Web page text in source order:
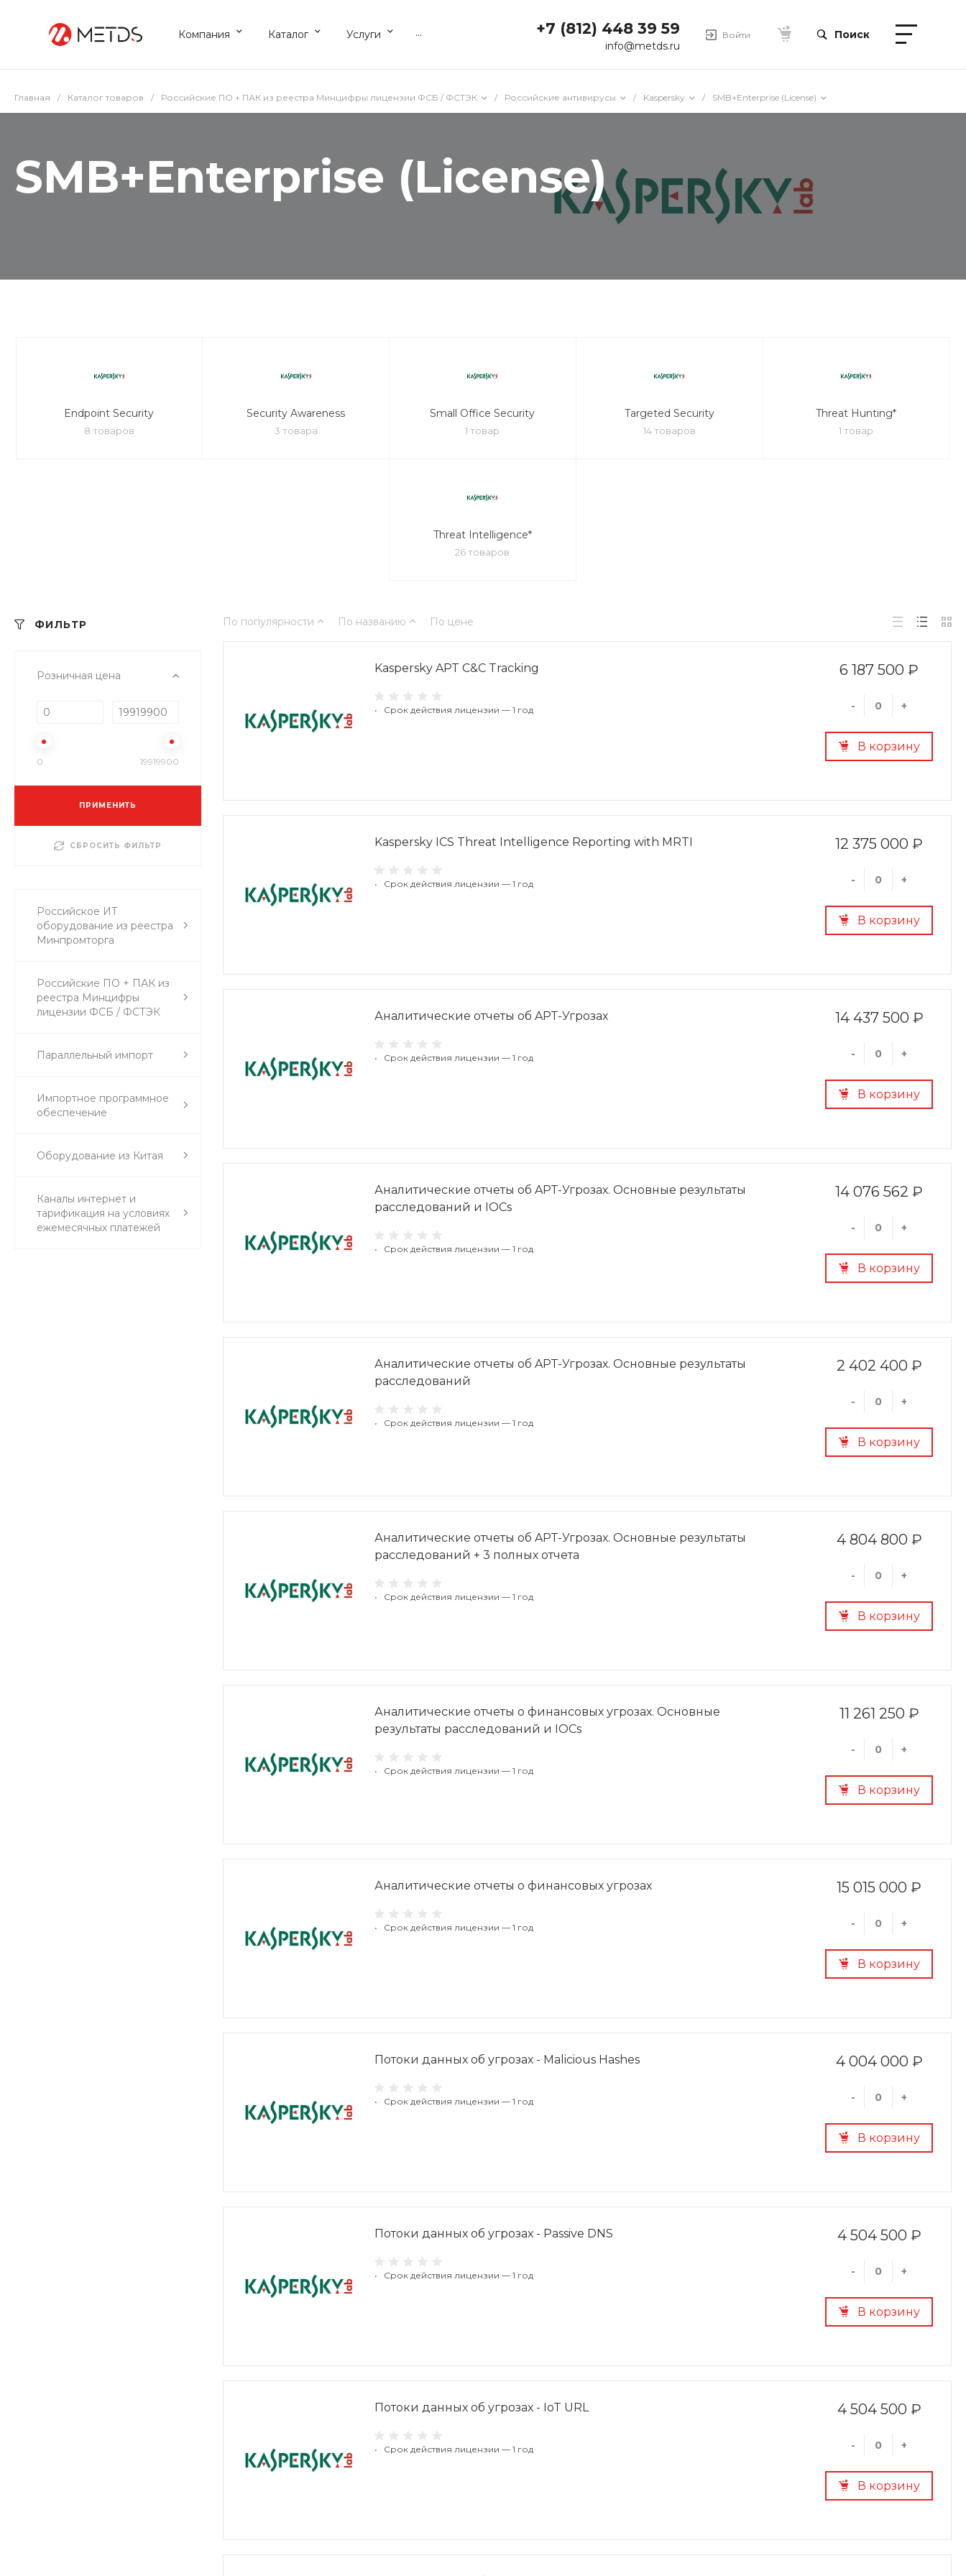
Компания Каталог Услуги ... +7 (812) 448 39 59
info@metds.ru
Войти Поиск
Главная / Каталог товаров / Российские ПО + ПАК из реестра Минцифры лицензии ФСБ / ФСТЭК / Российские антивирусы / Kaspersky / SMB+Enterprise (License)
SMB+Enterprise (License)
Endpoint Security
8 товаров
Security Awareness
3 товара
Small Office Security
1 товар
Targeted Security
14 товаров
Threat Hunting*
1 товар
Threat Intelligence*
26 товаров
ФИЛЬТР
Розничная цена
0 19919900
ПРИМЕНИТЬ
СБРОСИТЬ ФИЛЬТР
Российское ИТ
оборудование из реестра
Минпромторга
Российские ПО + ПАК из
реестра Минцифры
лицензии ФСБ / ФСТЭК
Параллельный импорт
Импортное программное
обеспечение
Оборудование из Китая
Каналы интернет и
тарификация на условиях
ежемесячных платежей
По популярности По названию По цене
6 187 500 ₽
- +
В корзину
Kaspersky APT C&C Tracking
• Срок действия лицензии — 1 год
12 375 000 ₽
- +
В корзину
Kaspersky ICS Threat Intelligence Reporting with MRTI
• Срок действия лицензии — 1 год
14 437 500 ₽
- +
В корзину
Аналитические отчеты об APT-Угрозах
• Срок действия лицензии — 1 год
14 076 562 ₽
- +
В корзину
Аналитические отчеты об APT-Угрозах. Основные результаты
расследований и IOCs
• Срок действия лицензии — 1 год
2 402 400 ₽
- +
В корзину
Аналитические отчеты об APT-Угрозах. Основные результаты
расследований
• Срок действия лицензии — 1 год
4 804 800 ₽
- +
В корзину
Аналитические отчеты об APT-Угрозах. Основные результаты
расследований + 3 полных отчета
• Срок действия лицензии — 1 год
11 261 250 ₽
- +
В корзину
Аналитические отчеты о финансовых угрозах. Основные
результаты расследований и IOCs
• Срок действия лицензии — 1 год
15 015 000 ₽
- +
В корзину
Аналитические отчеты о финансовых угрозах
• Срок действия лицензии — 1 год
4 004 000 ₽
- +
В корзину
Потоки данных об угрозах - Malicious Hashes
• Срок действия лицензии — 1 год
4 504 500 ₽
- +
В корзину
Потоки данных об угрозах - Passive DNS
• Срок действия лицензии — 1 год
4 504 500 ₽
- +
В корзину
Потоки данных об угрозах - IoT URL
• Срок действия лицензии — 1 год